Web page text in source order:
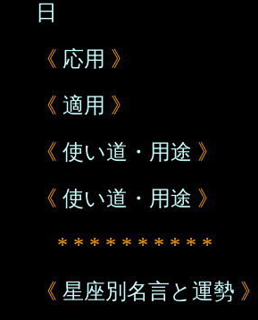
日
《 応用 》
《 適用 》
《 使い道・用途 》
《 使い道・用途 》
* * * * * * * * * *
《 星座別名言と運勢 》